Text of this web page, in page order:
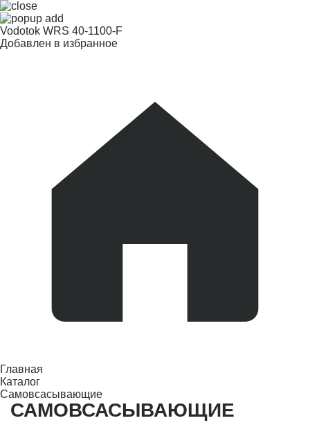
Vodotok WRS 40-1100-F
Добавлен в избранное
Главная
Каталог
Самовсасывающие
САМОВСАСЫВАЮЩИЕ